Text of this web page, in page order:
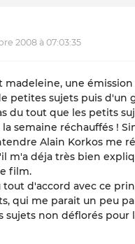
2008 à 07:03:35
madeleine, une
petites sujets puis d'un
du tout que les petits
semaine réchauffés !
Alain Korkos me
m'a déja très bien
film.
tout d'accord avec ce
qui me parait un peu
sujets non déflorés pour